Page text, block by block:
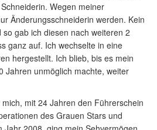
Wegen meiner
Änderungsschneiderin werden. Kein
gab ich diesen nach weiteren 2
ganz auf. Ich wechselte in eine
hergestellt. Ich blieb, bis es mein
Jahren unmöglich machte, weiter
mit 24 Jahren den Führerschein
des Grauen Stars und